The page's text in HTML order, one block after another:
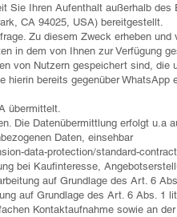
Sie Ihren Aufenthalt außerhalb
CA 94025, USA) bereitgestellt.
Zu diesem Zweck erheben
in dem von Ihnen zur Verfügung
von Nutzern gespeichert sind, die
hierin bereits gegenüber WhatsApp
übermittelt.
Die Datenübermittlung erfolgt u.a
Daten, einsehbar
data-protection/standard-
bei Kaufinteresse,
auf Grundlage des Art. 6
auf Grundlage des Art. 6 Abs. 1
Kontaktaufnahme sowie an